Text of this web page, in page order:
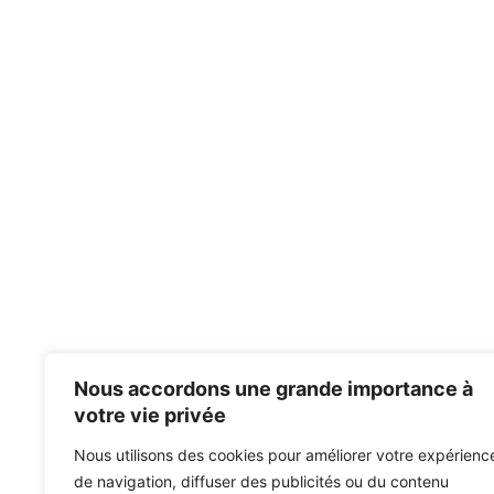
Nous accordons une grande importance à
votre vie privée
Nous utilisons des cookies pour améliorer votre
de navigation, diffuser des publicités ou du contenu